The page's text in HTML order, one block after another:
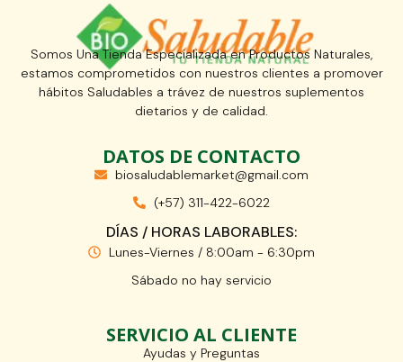
Somos Una Tienda Especializada en Productos Naturales,
estamos comprometidos con nuestros clientes a promover
hábitos Saludables a trávez de nuestros suplementos
dietarios y de calidad.
DATOS DE CONTACTO
biosaludablemarket@gmail.com
(+57) 311-422-6022
DÍAS / HORAS LABORABLES:
Lunes-Viernes / 8:00am - 6:30pm
Sábado no hay servicio
SERVICIO AL CLIENTE
Ayudas y Preguntas